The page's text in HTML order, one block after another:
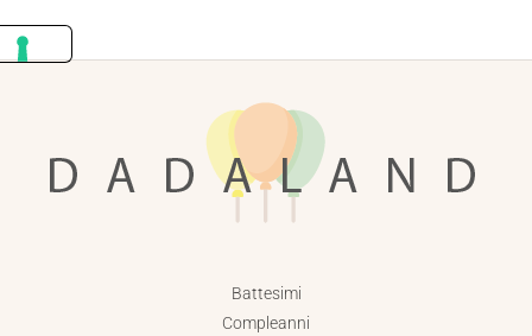
Battesimi
Compleanni